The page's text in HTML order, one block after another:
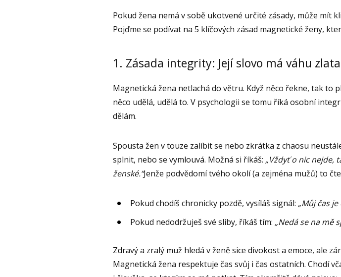
Pokud žena nemá v sobě ukotvené určité zásady, může mít
Pojďme se podívat na 5 klíčových zásad magnetické ženy,
1. Zásada integrity: Její slovo má váhu zlata
Magnetická žena netlachá do větru. Když něco řekne, tak to
něco udělá, udělá to. V psychologii se tomu říká osobní
dělám.
Spousta žen v touze zalíbit se nebo zkrátka z chaosu
splnit, nebo se vymlouvá. Možná si říkáš: „Vždyť o nic nejde,
ženské.“Jenže podvědomí tvého okolí (a zejména mužů) to
Pokud chodíš chronicky pozdě, vysíláš signál: „Můj čas
Pokud nedodržuješ své sliby, říkáš tím: „Nedá se na mě
Zdravý a zralý muž hledá v ženě sice divokost a emoce, ale
Magnetická žena respektuje čas svůj i čas ostatních. Chodí